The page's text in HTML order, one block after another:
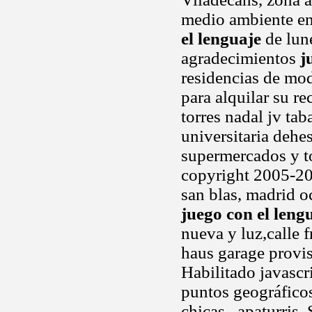
medio ambiente
el lenguaje de
agradecimientos
residencias de
para alquilar su
torres nadal jv
universitaria
supermercados y
copyright 2005-
san blas, madrid
juego con el
nueva y luz,calle
haus garage
Habilitado
puntos